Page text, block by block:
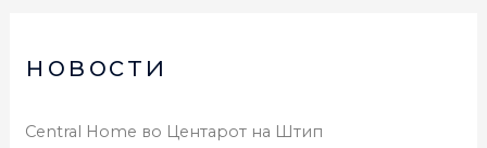
новости
Central Home во Центарот на Штип